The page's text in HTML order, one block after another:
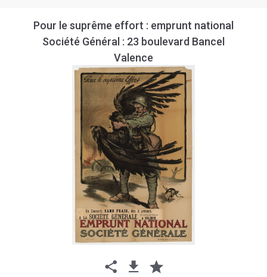
Pour le suprême effort : emprunt national
Société Général : 23 boulevard Bancel
Valence